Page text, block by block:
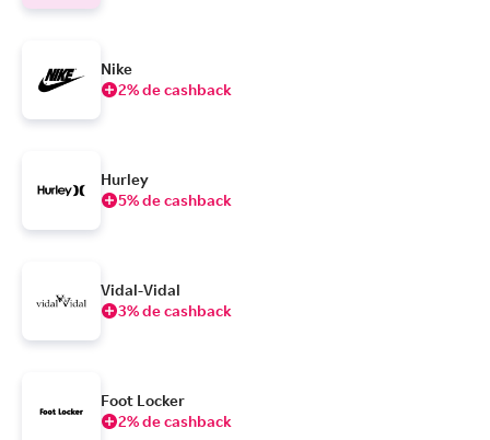
Nike
2% de cashback
Hurley
5% de cashback
Vidal-Vidal
3% de cashback
Foot Locker
2% de cashback